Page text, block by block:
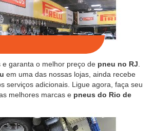
e garanta o melhor preço de pneu no RJ
em uma das nossas lojas, ainda recebe
serviços adicionais. Ligue agora, faça seu
melhores marcas e pneus do Rio de